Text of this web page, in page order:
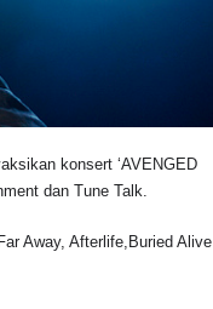
konsert ‘AVENGED
dan Tune Talk.
Away, Afterlife,Buried Alive